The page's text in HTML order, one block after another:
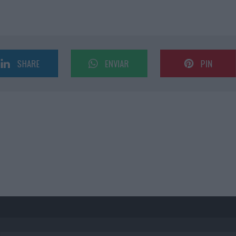
SHARE ENVIAR PIN